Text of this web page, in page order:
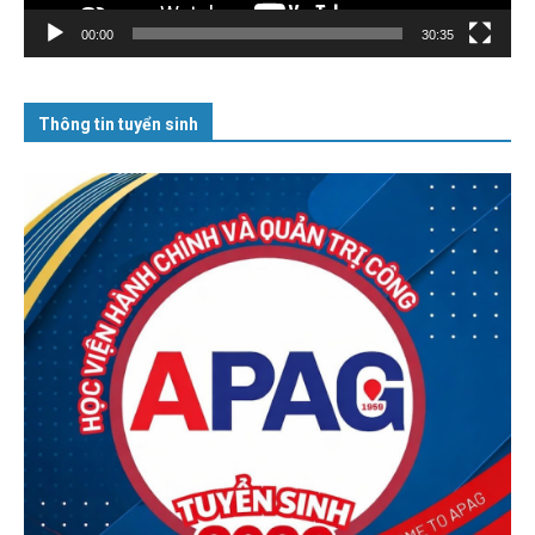
00:00 30:35
Thông tin tuyển sinh